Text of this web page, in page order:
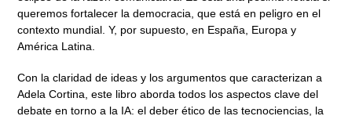
queremos fortalecer la democracia, que está en peligro en el
contexto mundial. Y, por supuesto, en España, Europa y
América Latina.
Con la claridad de ideas y los argumentos que caracterizan a
Adela Cortina, este libro aborda todos los aspectos clave del
debate en torno a la IA: el deber ético de las tecnociencias, la